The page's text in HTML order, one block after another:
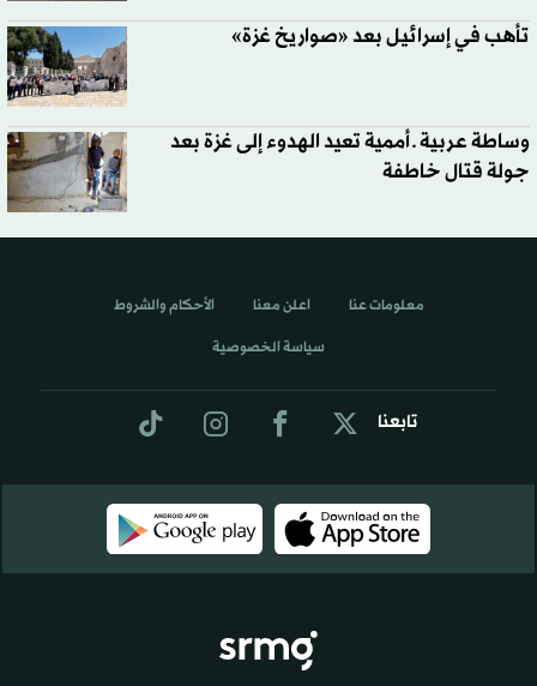
تأهب في إسرائيل بعد «صواريخ غزة»
وساطة عربية ـ أممية تعيد الهدوء إلى غزة بعد
جولة قتال خاطفة
تابعنا
معلومات عنا اعلن معنا الأحكام والشروط
سياسة الخصوصية